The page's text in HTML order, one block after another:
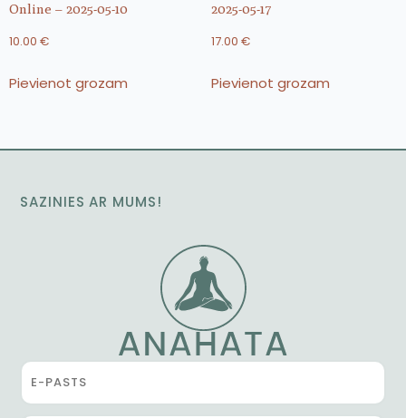
Online – 2025-05-10
10.00 €
Pievienot grozam
2025-05-17
17.00 €
Pievienot grozam
SAZINIES AR MUMS!